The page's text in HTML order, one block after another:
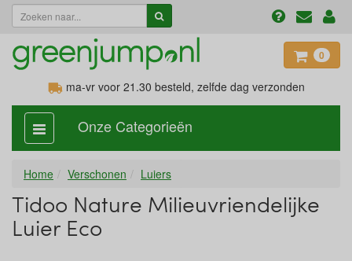
0
ma-vr voor 21.30 besteld, zelfde dag verzonden
categorie
aan,
Onze Categorieën
Home Verschonen Luiers
Tidoo Nature Milieuvriendelijke
Luier Eco